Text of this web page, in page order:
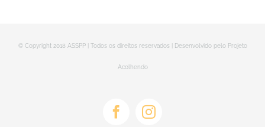
© Copyright 2018 ASSPP | Todos os direitos reservados | Desenvolvido pelo Projeto
Acolhendo
FacebookInstagram